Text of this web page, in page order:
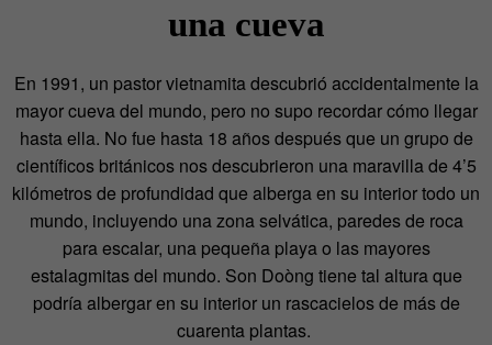
una cueva
En 1991, un pastor vietnamita descubrió accidentalmente la
mayor cueva del mundo, pero no supo recordar cómo llegar
hasta ella. No fue hasta 18 años después que un grupo de
científicos británicos nos descubrieron una maravilla de 4’5
kilómetros de profundidad que alberga en su interior todo un
mundo, incluyendo una zona selvática, paredes de roca
para escalar, una pequeña playa o las mayores
estalagmitas del mundo. Son Doòng tiene tal altura que
podría albergar en su interior un rascacielos de más de
cuarenta plantas.